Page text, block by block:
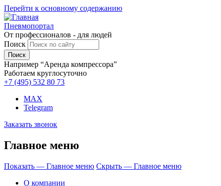
Перейти к основному содержанию
Пневмопортал
От профессионалов - для людей
Поиск
Например “Аренда компрессора”
Работаем круглосуточно
+7 (495) 532 80 73
MAX
Telegram
Заказать звонок
Главное меню
Показать — Главное меню Скрыть — Главное меню
О компании